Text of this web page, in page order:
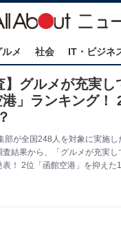
ルメ 社会 IT・ビジネ
】グルメが充実し
港」ランキング！
部が全国248人を対象に実施し
結果から、「グルメが充実
！ 2位「函館空港」を抑えた